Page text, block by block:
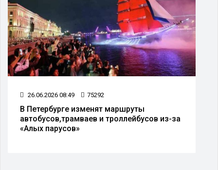
26.06.2026 08:49 75292
В Петербурге изменят маршруты
автобусов,трамваев и троллейбусов из-за
«Алых парусов»